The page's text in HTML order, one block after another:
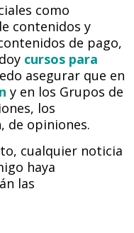
como
contenidos y
de pago,
cursos para
asegurar que en
y en los Grupos de
los
de opiniones.
cualquier noticia
haya
las